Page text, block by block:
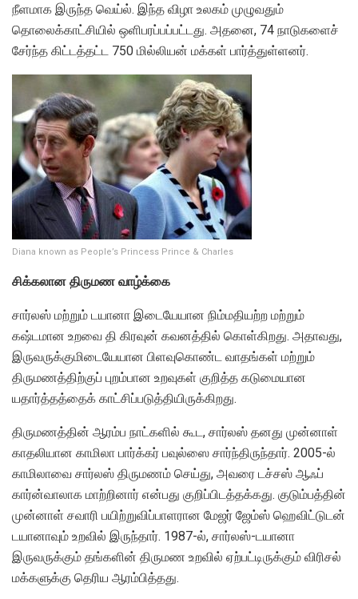
நீளமாக இருந்த வெய்ல். இந்த விழா உலகம் முழுவதும்
தொலைக்காட்சியில் ஒளிபரப்பப்பட்டது. அதனை, 74 நாடுகளைச்
சேர்ந்த கிட்டத்தட்ட 750 மில்லியன் மக்கள் பார்த்துள்ளனர்.
Diana known as People’s Princess Prince & Charles
சிக்கலான திருமண வாழ்க்கை
சார்லஸ் மற்றும் டயானா இடையேயான நிம்மதியற்ற மற்றும்
கஷ்டமான உறவை தி கிரவுன் கவனத்தில் கொள்கிறது. அதாவது,
இருவருக்குமிடையேயான பிளவுகொண்ட வாதங்கள் மற்றும்
திருமணத்திற்குப் புறம்பான உறவுகள் குறித்த கடுமையான
யதார்த்தத்தைக் காட்சிப்படுத்தியிருக்கிறது.
திருமணத்தின் ஆரம்ப நாட்களில் கூட, சார்லஸ் தனது முன்னாள்
காதலியான காமிலா பார்க்கர் பவுல்ஸை சார்ந்திருந்தார். 2005-ல்
காமிலாவை சார்லஸ் திருமணம் செய்து, அவரை டச்சஸ் ஆஃப்
கார்ன்வாலாக மாற்றினார் என்பது குறிப்பிடத்தக்கது. குடும்பத்தின்
முன்னாள் சவாரி பயிற்றுவிப்பாளரான மேஜர் ஜேம்ஸ் ஹெவிட்டுடன்
டயானாவும் உறவில் இருந்தார். 1987-ல், சார்லஸ்-டயானா
இருவருக்கும் தங்களின் திருமண உறவில் ஏற்பட்டிருக்கும் விரிசல்
மக்களுக்கு தெரிய ஆரம்பித்தது.